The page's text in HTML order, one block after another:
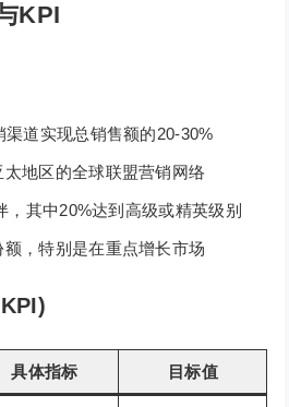
KPI
道实现总销售额的20-30%
地区的全球联盟营销网络
其中20%达到高级或精英级别
，特别是在重点增长市场
具体指标 目标值